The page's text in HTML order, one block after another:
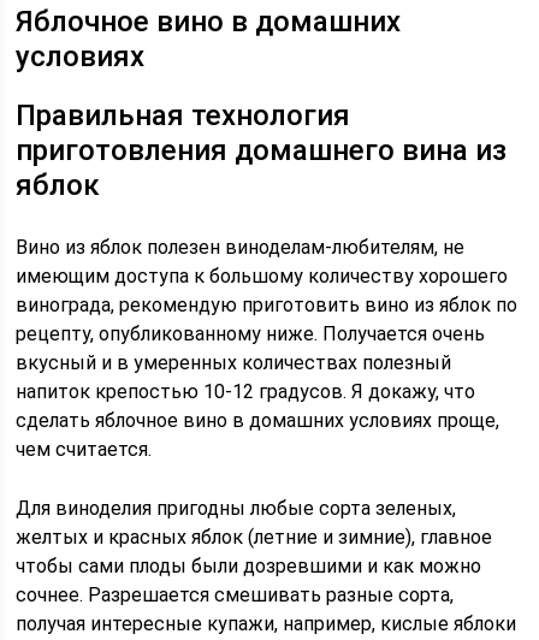
Яблочное вино в домашних
условиях
Правильная технология
приготовления домашнего вина из
яблок
Вино из яблок полезен виноделам-любителям, не
имеющим доступа к большому количеству хорошего
винограда, рекомендую приготовить вино из яблок по
рецепту, опубликованному ниже. Получается очень
вкусный и в умеренных количествах полезный
напиток крепостью 10-12 градусов. Я докажу, что
сделать яблочное вино в домашних условиях проще,
чем считается.
Для виноделия пригодны любые сорта зеленых,
желтых и красных яблок (летние и зимние), главное
чтобы сами плоды были дозревшими и как можно
сочнее. Разрешается смешивать разные сорта,
получая интересные купажи, например, кислые яблоки